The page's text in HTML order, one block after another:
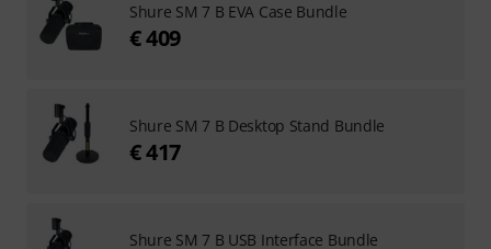
Shure SM 7 B EVA Case Bundle
€ 409
Shure SM 7 B Desktop Stand Bundle
€ 417
Shure SM 7 B USB Interface Bundle